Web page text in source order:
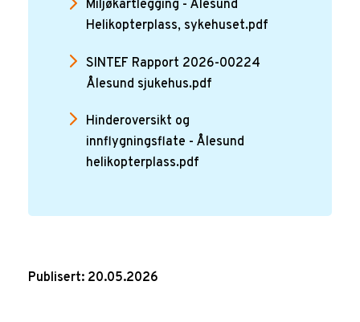
Miljøkartlegging - Ålesund
Helikopterplass, sykehuset.pdf
SINTEF Rapport 2026-00224
Ålesund sjukehus.pdf
Hinderoversikt og
innflygningsflate - Ålesund
helikopterplass.pdf
Publisert: 20.05.2026